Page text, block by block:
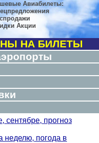
Авиабилеты:
Акции
НА БИЛЕТЫ
сентябре, прогноз
неделю, погода в